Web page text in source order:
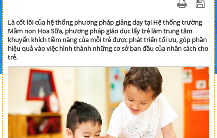
Là cốt lõi của hệ thống phương pháp giảng dạy tại Hệ thống trường
Mầm non Hoa Sữa, phương pháp giáo dục lấy trẻ làm trung tâm
khuyến khích tiềm năng của mỗi trẻ được phát triển tối ưu, góp phần
hiệu quả vào việc hình thành những cơ sở ban đầu của nhân cách cho
trẻ.